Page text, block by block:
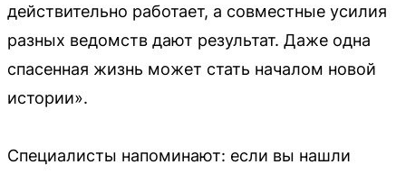
действительно работает, а совместные усилия
разных ведомств дают результат. Даже одна
спасенная жизнь может стать началом новой
истории».
Специалисты напоминают: если вы нашли